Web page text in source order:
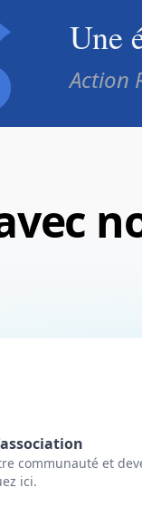
Une
Action
communauté et
ici.